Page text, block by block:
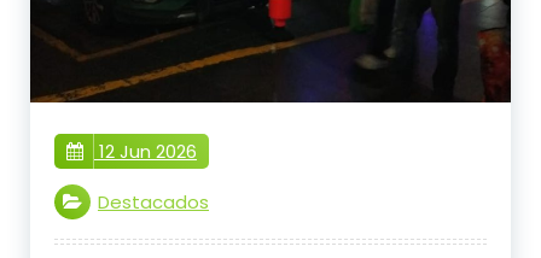
12 Jun 2026
Destacados